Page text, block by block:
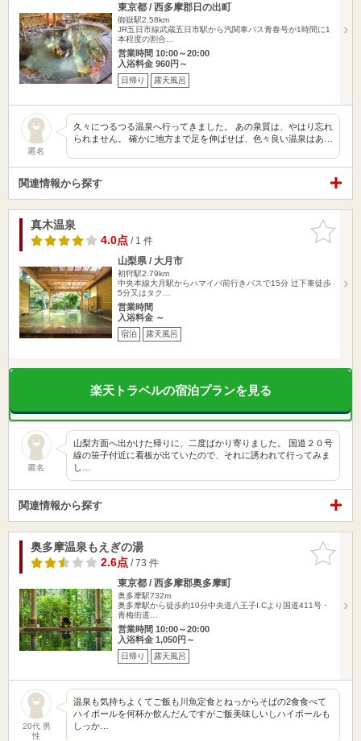
東京都 / 西多摩郡日の出町
御嶽駅2.58km
JR五日市線武蔵五日市駅から汽関車バス青春号が1時間に1
本程度の割合…
営業時間 10:00～20:00
入浴料金 960円～
日帰り 露天風呂
匿名
久々につるつる温泉へ行ってきました。 あの泉質は、やはり忘れ
られません。 確かに地方まで足を伸ばせば、色々良い温泉はあ…
関連情報から探す
お気に入
りに追加
真木温泉
4.0点/ 1 件
山梨県 / 大月市
初狩駅2.79km
中央本線大月駅からハマイバ前行きバスで15分 辻下車徒歩
5分又はタク…
営業時間
入浴料金 ～
宿泊 露天風呂
楽天トラベルの宿泊プランを見る
匿名
山梨方面へ出かけた帰りに、二度ばかり寄りました。 国道２０号
線の笹子付近に看板が出ていたので、それに誘われて行ってみま
し…
関連情報から探す
お気に入
りに追加
奥多摩温泉もえぎの湯
2.6点/ 73 件
東京都 / 西多摩郡奥多摩町
奥多摩駅732m
奥多摩駅から徒歩約10分中央道八王子I.Cより国道411号・
青梅街道…
営業時間 10:00～20:00
入浴料金 1,050円～
日帰り 露天風呂
20代 男
性
温泉も気持ちよくてご飯も川魚定食とねっからそばの2食食べて
ハイボールを何杯か飲んだんですがご飯美味しいしハイボールも
しっか…